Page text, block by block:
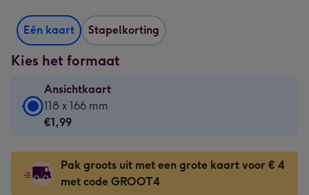
Eén kaart Stapelkorting
Kies het formaat
Ansichtkaart
Ansichtkaart
-
-
118
x
118 x 166 mm
€1,99
Pak groots uit met een grote kaart voor € 4
met code GROOT4